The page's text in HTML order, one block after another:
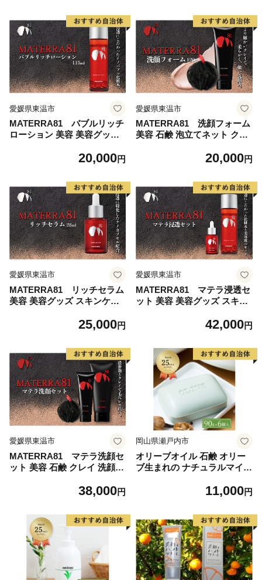
キス
愛媛県東温市
MATERRA81 バブルリッチ
ローション 美容 美容グッズ
ル マテラ ナイアシンアミド
20,000円
愛媛県東温市
MATERRA81 洗顔フォーム
美容 石鹸 泡立てネット クレ
20,000円
愛媛県東温市
MATERRA81 リッチセラム
美容 美容グッズ スキンケア
25,000円
愛媛県東温市
MATERRA81 マテラ浸透セ
ット 美容 美容グッズ スキン
42,000円
愛媛県東温市
MATERRA81 マテラ洗顔セ
ット 美容 石鹸 クレイ 洗顔フ
38,000円
岡山県瀬戸内市
オリーブオイル 石鹸 オリー
ブ生まれの ナチュラルマイン
石鹸 天然保湿成分 浴用せっ
11,000円